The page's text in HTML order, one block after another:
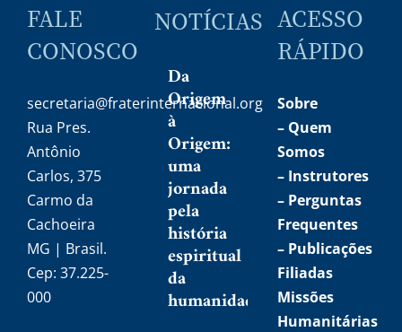
FALE
CONOSCO
secretaria@fraterinternacional.org
Rua Pres.
Antônio
Carlos, 375
Carmo da
Cachoeira
MG | Brasil.
Cep: 37.225-
000
NOTÍCIAS
Da
Origem
à
Origem:
uma
jornada
pela
história
espiritual
da
humanidade
ACESSO
RÁPIDO
Sobre
– Quem
Somos
– Instrutores
– Perguntas
Frequentes
– Publicações
Filiadas
Missões
Humanitárias